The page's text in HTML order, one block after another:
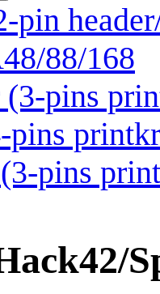
pin
88/168
(3-pins
pins
pins